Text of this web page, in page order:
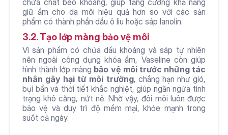
chứa chất béo khoáng, giúp tăng cường khả năng
giữ ẩm cho da môi hiệu quả hơn so với các sản
phẩm có thành phần dầu ô liu hoặc sáp lanolin.
3.2. Tạo lớp màng bảo vệ môi
Vì sản phẩm có chứa dầu khoáng và sáp tự nhiên
nên ngoài công dụng khóa ẩm, Vaseline còn giúp
hình thành lớp màng bảo vệ môi trước những tác
nhân gây hại từ môi trường, chẳng hạn như gió,
bụi bẩn và thời tiết khắc nghiệt, giúp ngăn ngừa tình
trạng khô căng, nứt nẻ. Nhờ vậy, đôi môi luôn được
bảo vệ và duy trì độ mềm mại, khỏe mạnh trong
suốt cả ngày.